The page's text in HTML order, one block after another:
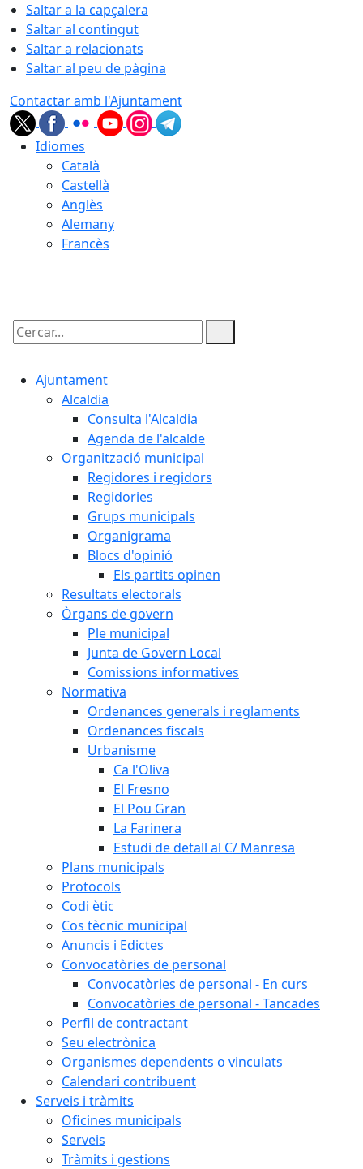
Saltar a la capçalera
Saltar al contingut
Saltar a relacionats
Saltar al peu de pàgina
Contactar amb l'Ajuntament
Idiomes
Català
Castellà
Anglès
Alemany
Francès
Cercar:
Ajuntament
Alcaldia
Consulta l'Alcaldia
Agenda de l'alcalde
Organització municipal
Regidores i regidors
Regidories
Grups municipals
Organigrama
Blocs d'opinió
Els partits opinen
Resultats electorals
Òrgans de govern
Ple municipal
Junta de Govern Local
Comissions informatives
Normativa
Ordenances generals i reglaments
Ordenances fiscals
Urbanisme
Ca l'Oliva
El Fresno
El Pou Gran
La Farinera
Estudi de detall al C/ Manresa
Plans municipals
Protocols
Codi ètic
Cos tècnic municipal
Anuncis i Edictes
Convocatòries de personal
Convocatòries de personal - En curs
Convocatòries de personal - Tancades
Perfil de contractant
Seu electrònica
Organismes dependents o vinculats
Calendari contribuent
Serveis i tràmits
Oficines municipals
Serveis
Tràmits i gestions